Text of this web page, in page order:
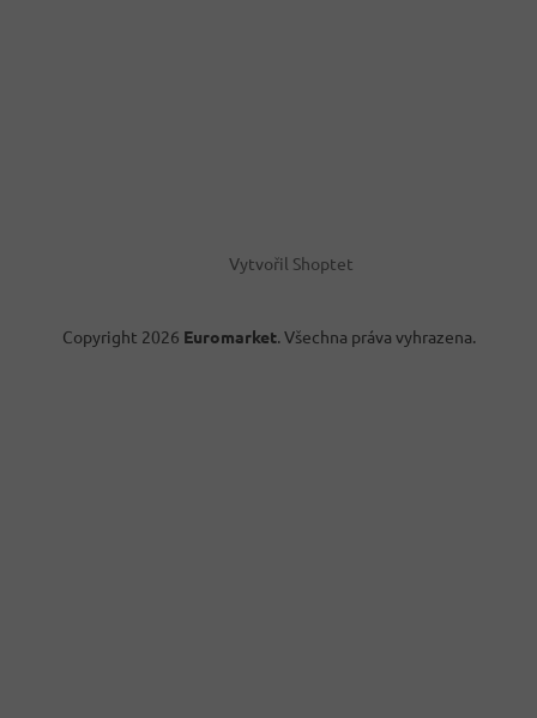
Vytvořil Shoptet
Copyright 2026 Euromarket. Všechna práva vyhrazena.